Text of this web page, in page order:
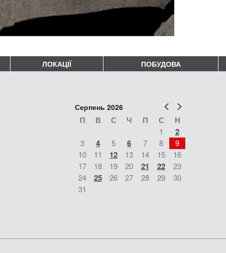
ЛОКАЦІЇ ПОБУДОВА
Попер
Серпень 2026
П В С Ч П С Н
1 2
3 4 5 6 7 8
9
10
11 12 13 14 15
16
17
18 19 20 21 22
23
24
25 26 27 28 29
30
31